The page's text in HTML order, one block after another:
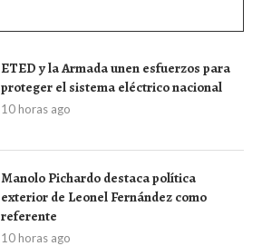
ETED y la Armada unen esfuerzos para
proteger el sistema eléctrico nacional
10 horas ago
Manolo Pichardo destaca política
exterior de Leonel Fernández como
referente
10 horas ago